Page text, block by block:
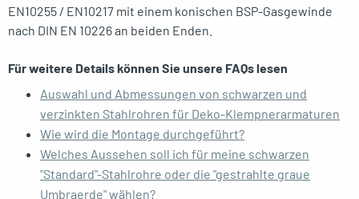
EN10255 / EN10217 mit einem konischen BSP-Gasgewinde
nach DIN EN 10226 an beiden Enden.
Für weitere Details können Sie unsere FAQs lesen
Auswahl und Abmessungen von schwarzen und
verzinkten Stahlrohren für Deko-Klempnerarmaturen
Wie wird die Montage durchgeführt?
Welches Aussehen soll ich für meine schwarzen
"Standard"-Stahlrohre oder die "gestrahlte graue
Umbraerde" wählen?